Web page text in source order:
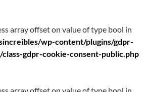
array offset on value of type bool in
wp-content/plugins/gdpr-
gdpr-cookie-consent-public.php